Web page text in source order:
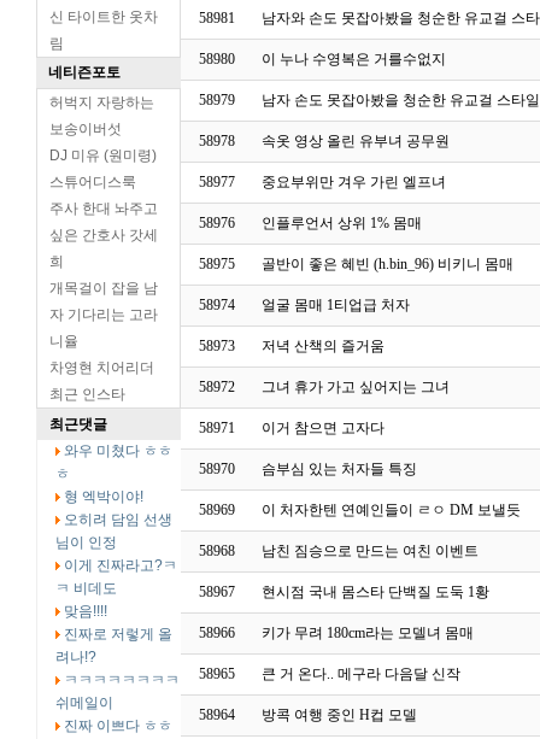
신 타이트한 옷차
림
네티즌포토
허벅지 자랑하는
보송이버섯
DJ 미유 (원미령)
스튜어디스룩
주사 한대 놔주고
싶은 간호사 갓세
희
개목걸이 잡을 남
자 기다리는 고라
니율
차영현 치어리더
최근 인스타
최근댓글
와우 미쳤다 ㅎㅎ
ㅎ
형 엑박이야!
오히려 담임 선생
님이 인정
이게 진짜라고?ㅋ
ㅋ 비데도
맞음!!!!
진짜로 저렇게 올
려나!?
ㅋㅋㅋㅋㅋㅋㅋㅋ
쉬메일이
진짜 이쁘다 ㅎㅎ
58981 남자와 손도 못잡아봤을 청순한 유교걸 스
58980 이 누나 수영복은 거를수없지
58979 남자 손도 못잡아봤을 청순한 유교걸 스타일
58978 속옷 영상 올린 유부녀 공무원
58977 중요부위만 겨우 가린 엘프녀
58976 인플루언서 상위 1% 몸매
58975 골반이 좋은 혜빈 (h.bin_96) 비키니 몸매
58974 얼굴 몸매 1티업급 처자
58973 저녁 산책의 즐거움
58972 그녀 휴가 가고 싶어지는 그녀
58971 이거 참으면 고자다
58970 슴부심 있는 처자들 특징
58969 이 처자한텐 연예인들이 ㄹㅇ DM 보낼듯
58968 남친 짐승으로 만드는 여친 이벤트
58967 현시점 국내 몸스타 단백질 도둑 1황
58966 키가 무려 180cm라는 모델녀 몸매
58965 큰 거 온다.. 메구라 다음달 신작
58964 방콕 여행 중인 H컵 모델